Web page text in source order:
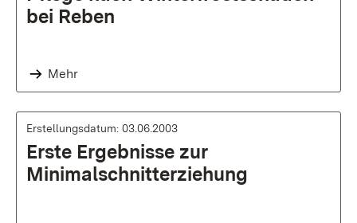
bei Reben
Mehr
Erstellungsdatum: 03.06.2003
Erste Ergebnisse zur
Minimalschnitterziehung